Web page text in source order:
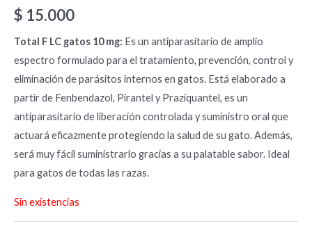
$ 15.000
Total F LC gatos 10 mg: Es un antiparasitario de amplio
espectro formulado para el tratamiento, prevención, control y
eliminación de parásitos internos en gatos. Está elaborado a
partir de Fenbendazol, Pirantel y Praziquantel, es un
antiparasitario de liberación controlada y suministro oral que
actuará eficazmente protegiendo la salud de su gato. Además,
será muy fácil suministrarlo gracias a su palatable sabor. Ideal
para gatos de todas las razas.
Sin existencias